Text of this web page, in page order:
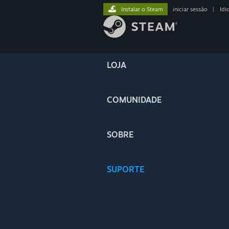
LOJA
COMUNIDADE
SOBRE
SUPORTE
Instalar o Steam iniciar sessão